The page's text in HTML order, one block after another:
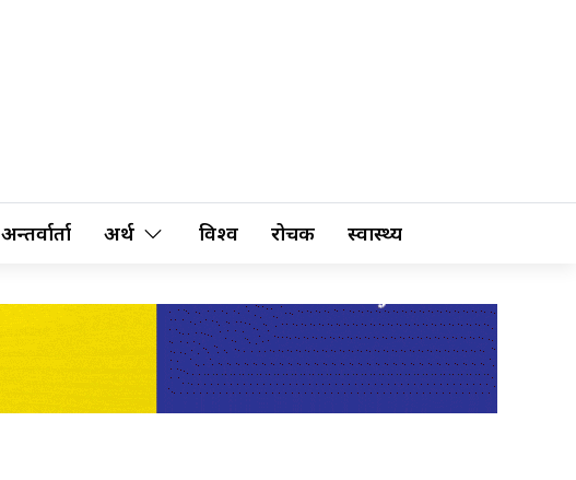
अन्तर्वार्ता अर्थ विश्व रोचक स्वास्थ्य